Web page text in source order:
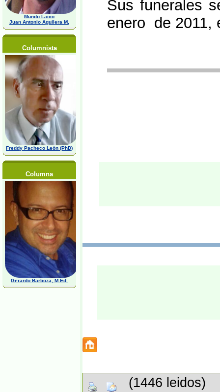
Mundo Laico
Juan Antonio Aguilera M,
Columnista
Freddy Pacheco León (PhD)
Columna
Gerardo Barboza, M.Ed.
Sus funerales
enero de 2011,
(1446 leidos)